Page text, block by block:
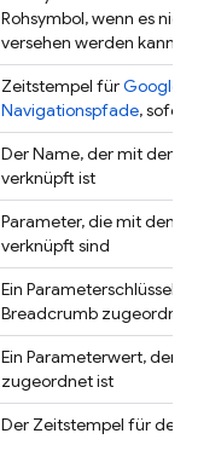
Rohsymbol, wenn es nicht
versehen werden kann
Zeitstempel fürGoogle
Navigationspfade, sofern
Der Name, der mit dem
verknüpft ist
Parameter, die mit dem
verknüpft sind
Ein Parameterschlüssel, der
Breadcrumb zugeordnet ist
Ein Parameterwert, der
zugeordnet ist
Der Zeitstempel für den